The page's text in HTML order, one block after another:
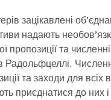
зацікавлені
надають
пропозиції та
Радольфцеллі.
та заходи для всіх
приєднатися до них